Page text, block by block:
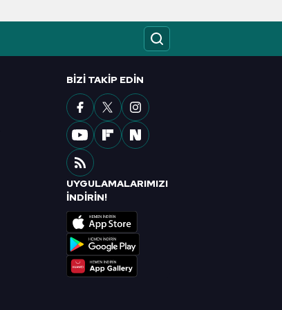
sitemizde ilgili
BIZI TAKIP EDIN
UYGULAMALARIMIZI
İNDİRİN!